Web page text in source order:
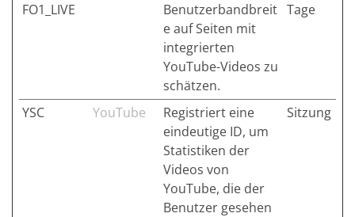
FO1_LIVE
Benutzerbandbreit
e auf Seiten mit
integrierten
YouTube-Videos zu
schätzen.
Tage
YSC YouTube
Registriert eine
eindeutige ID, um
Statistiken der
Videos von
YouTube, die der
Benutzer gesehen
Sitzung